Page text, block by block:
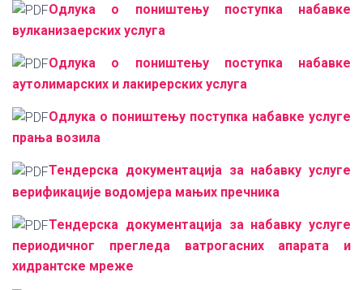
Одлука о поништењу поступка набавке
вулканизаерских услуга
Одлука о поништењу поступка набавке
аутолимарских и лакирерских услуга
Одлука о поништењу поступка набавке услуге
прања возила
Тендерска документација за набавку услуге
верификације водомјера мањих пречника
Тендерска документација за набавку услуге
периодичног прегледа ватрогасних апарата и
хидрантске мреже